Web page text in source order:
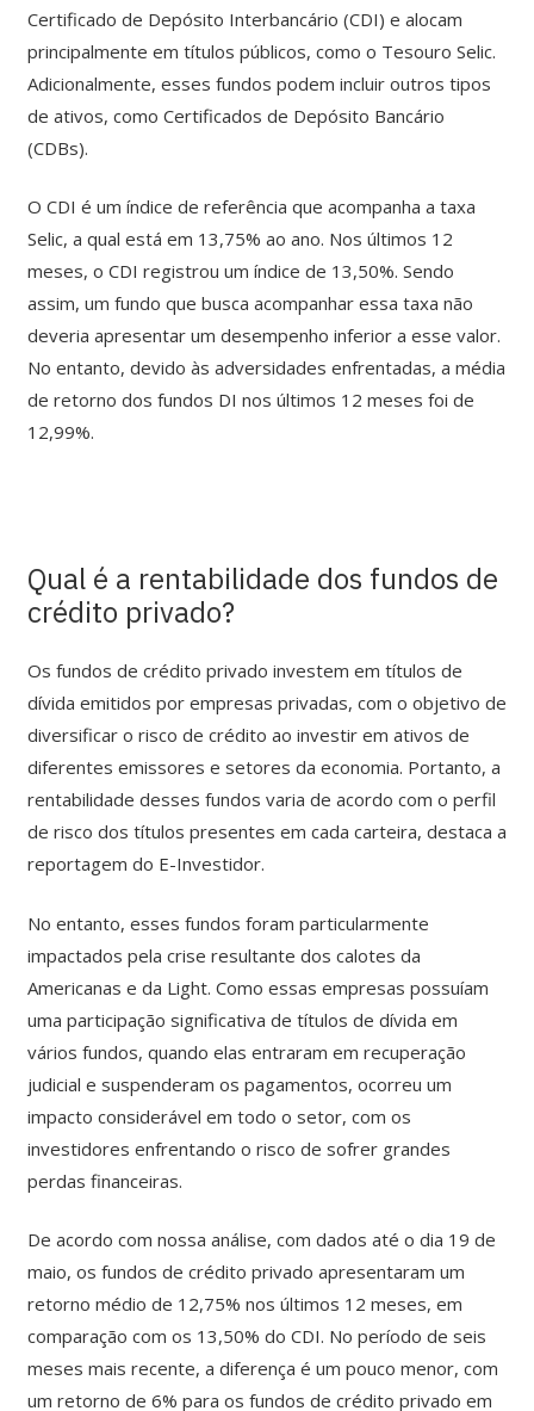
Certificado de Depósito Interbancário (CDI) e alocam
principalmente em títulos públicos, como o Tesouro Selic.
Adicionalmente, esses fundos podem incluir outros tipos
de ativos, como Certificados de Depósito Bancário
(CDBs).
O CDI é um índice de referência que acompanha a taxa
Selic, a qual está em 13,75% ao ano. Nos últimos 12
meses, o CDI registrou um índice de 13,50%. Sendo
assim, um fundo que busca acompanhar essa taxa não
deveria apresentar um desempenho inferior a esse valor.
No entanto, devido às adversidades enfrentadas, a média
de retorno dos fundos DI nos últimos 12 meses foi de
12,99%.
Qual é a rentabilidade dos fundos de
crédito privado?
Os fundos de crédito privado investem em títulos de
dívida emitidos por empresas privadas, com o objetivo de
diversificar o risco de crédito ao investir em ativos de
diferentes emissores e setores da economia. Portanto, a
rentabilidade desses fundos varia de acordo com o perfil
de risco dos títulos presentes em cada carteira, destaca a
reportagem do E-Investidor.
No entanto, esses fundos foram particularmente
impactados pela crise resultante dos calotes da
Americanas e da Light. Como essas empresas possuíam
uma participação significativa de títulos de dívida em
vários fundos, quando elas entraram em recuperação
judicial e suspenderam os pagamentos, ocorreu um
impacto considerável em todo o setor, com os
investidores enfrentando o risco de sofrer grandes
perdas financeiras.
De acordo com nossa análise, com dados até o dia 19 de
maio, os fundos de crédito privado apresentaram um
retorno médio de 12,75% nos últimos 12 meses, em
comparação com os 13,50% do CDI. No período de seis
meses mais recente, a diferença é um pouco menor, com
um retorno de 6% para os fundos de crédito privado em